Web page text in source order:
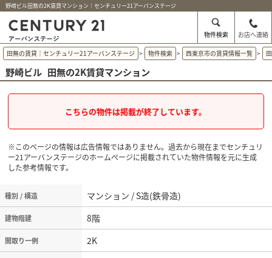
野崎ビル田無の2K賃貸マンション｜センチュリー21アーバンステージ
物件検索 お店へ連絡
田無の賃貸｜センチュリー21アーバンステージ > 物件検索 > 西東京市の賃貸情報一覧 >
野崎ビル 田無の2K賃貸マンション
こちらの物件は掲載が終了しています。
※このページの情報は広告情報ではありません。過去から現在までセンチュリ
ー21アーバンステージのホームぺージに掲載されていた物件情報を元に生成
した参考情報です。
種別 / 構造 マンション / S造(鉄骨造)
建物階建 8階
間取り一例 2K